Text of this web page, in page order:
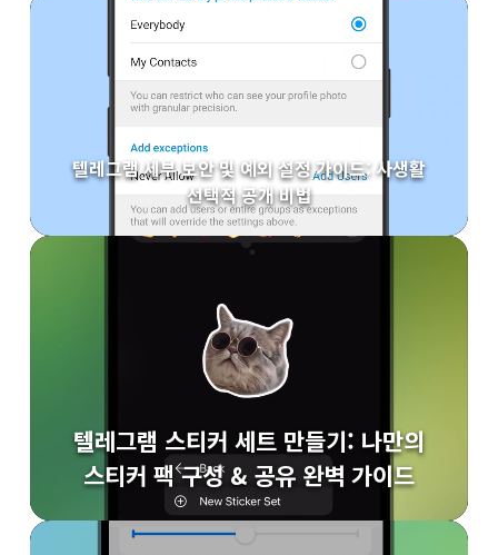
텔레그램 세부 보안 및 예외 설정 가이드: 사생활
선택적 공개 비법
텔레그램 스티커 세트 만들기: 나만의
스티커 팩 구성 & 공유 완벽 가이드